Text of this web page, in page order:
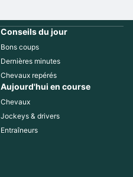
Conseils du jour
Bons coups
Dernières minutes
Chevaux repérés
Aujourd'hui en course
Chevaux
Jockeys & drivers
Entraîneurs